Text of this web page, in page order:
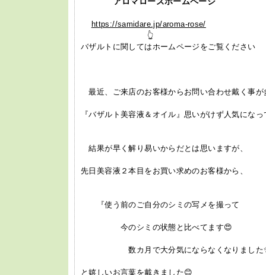
https://samidare.jp/aroma-rose/
👆
バザルトに関してはホームページをご覧ください
最近、ご来店のお客様からお問い合わせ戴く事が
『バザルト美容液＆オイル』思いがけず人気にな
結果が早く解り易いからだとは思いますが、
先日美容液２本目をお買い求めのお客様から、
『使う前のご自分のシミの写メを撮って
今のシミの状態と比べてます😍
数カ月で大分気にならなくなりました
と嬉しいお言葉を戴きました😊